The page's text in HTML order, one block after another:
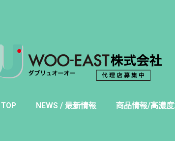
TOP NEWS / 最新情報 商品情報/高濃